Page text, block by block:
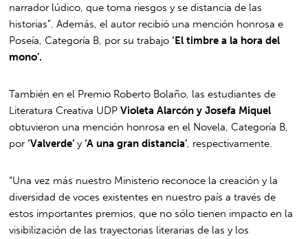
narrador lúdico, que toma riesgos y se distancia de las
historias”. Además, el autor recibió una mención honrosa e
Poseía, Categoría B, por su trabajo ‘El timbre a la hora del
mono’.
También en el Premio Roberto Bolaño, las estudiantes de
Literatura Creativa UDPVioleta Alarcón y Josefa Miquel
obtuvieron una mención honrosa en el Novela, Categoría B,
por‘Valverde’ y‘A una gran distancia’ , respectivamente.
“Una vez más nuestro Ministerio reconoce la creación y la
diversidad de voces existentes en nuestro país a través de
estos importantes premios, que no sólo tienen impacto en la
visibilización de las trayectorias literarias de las y los